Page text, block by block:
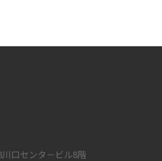
口センタ－ビル8階